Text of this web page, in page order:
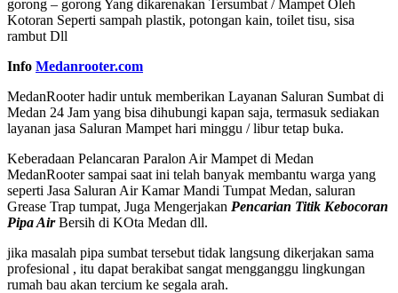
gorong – gorong Yang dikarenakan Tersumbat / Mampet Oleh
Kotoran Seperti sampah plastik, potongan kain, toilet tisu, sisa
rambut Dll
Info Medanrooter.com
MedanRooter hadir untuk memberikan Layanan Saluran Sumbat di
Medan 24 Jam yang bisa dihubungi kapan saja, termasuk sediakan
layanan jasa Saluran Mampet hari minggu / libur tetap buka.
Keberadaan Pelancaran Paralon Air Mampet di Medan
MedanRooter sampai saat ini telah banyak membantu warga yang
seperti Jasa Saluran Air Kamar Mandi Tumpat Medan, saluran
Grease Trap tumpat, Juga Mengerjakan Pencarian Titik Kebocoran
Pipa Air Bersih di KOta Medan dll.
jika masalah pipa sumbat tersebut tidak langsung dikerjakan sama
profesional , itu dapat berakibat sangat mengganggu lingkungan
rumah bau akan tercium ke segala arah.